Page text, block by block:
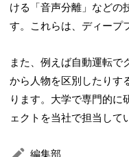
ける「音声分離」などの
す。これらは、ディープ
また、例えば自動運転で
から人物を区別したりす
ります。大学で専門的に
ェクトを当社で担当して
編集部